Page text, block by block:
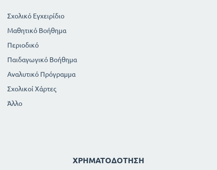
Σχολικό Εγχειρίδιο
Μαθητικό Βοήθημα
Περιοδικό
Παιδαγωγικό Βοήθημα
Αναλυτικό Πρόγραμμα
Σχολικοί Χάρτες
Άλλο
ΧΡΗΜΑΤΟΔΌΤΗΣΗ